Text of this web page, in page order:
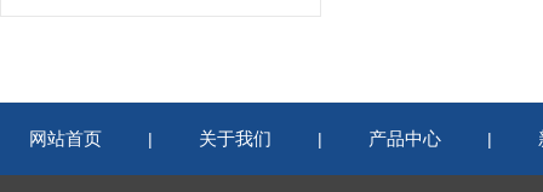
网站首页 | 关于我们 | 产品中心 |